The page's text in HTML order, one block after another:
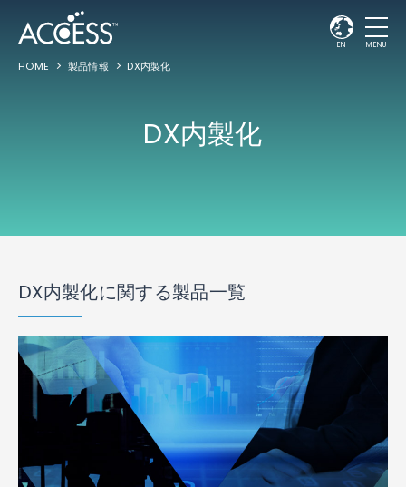
EN MENU
HOME 製品情報 DX内製化
DX内製化
DX内製化に関する製品一覧